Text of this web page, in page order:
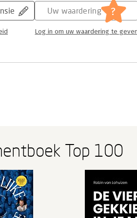
Uw waardering ?
Log in om uw waardering te
Top 100